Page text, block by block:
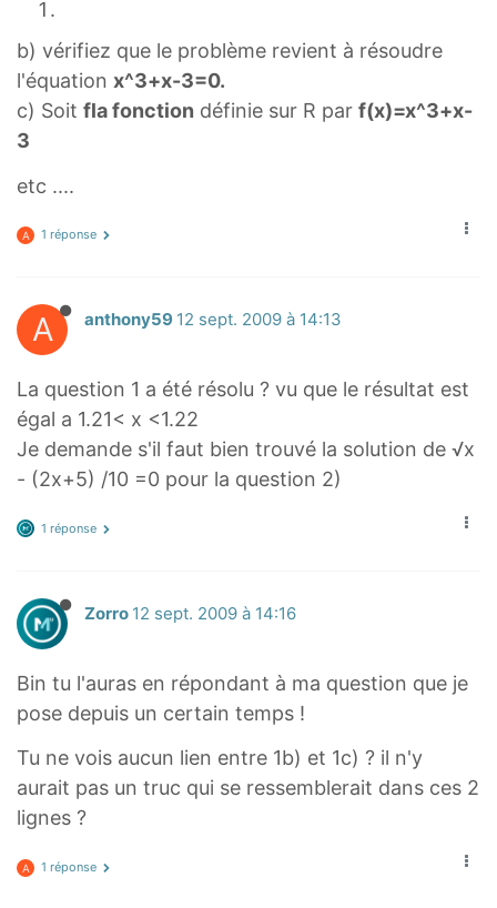
b) vérifiez que le problème revient à résoudre
l'équation x^3+x-3=0.
c) Soit fla fonction définie sur R par f(x)=x^3+x-
3
etc ....
A 1 réponse
A anthony59 12 sept. 2009 à 14:13
La question 1 a été résolu ? vu que le résultat est
égal a 1.21< x <1.22
Je demande s'il faut bien trouvé la solution de √x
- (2x+5) /10 =0 pour la question 2)
1 réponse
Zorro 12 sept. 2009 à 14:16
Bin tu l'auras en répondant à ma question que je
pose depuis un certain temps !
Tu ne vois aucun lien entre 1b) et 1c) ? il n'y
aurait pas un truc qui se ressemblerait dans ces 2
lignes ?
A 1 réponse